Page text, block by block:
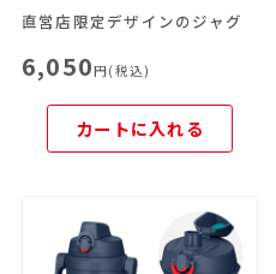
直営店限定デザインのジャグ
6,050円(税込)
カートに入れる